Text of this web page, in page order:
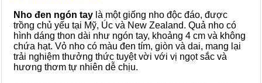
Nho đen ngón tay là một giống nho độc đáo, được
trồng chủ yếu tại Mỹ, Úc và New Zealand. Quả nho có
hình dáng thon dài như ngón tay, khoảng 4 cm và không
chứa hạt. Vỏ nho có màu đen tím, giòn và dai, mang lại
trải nghiệm thưởng thức tuyệt vời với vị ngọt sắc và
hương thơm tự nhiên dễ chịu.